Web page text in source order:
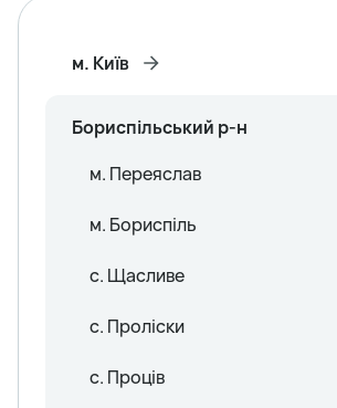
м. Київ
Бориспільський р-н
м. Переяслав
м. Бориспіль
с. Щасливе
с. Проліски
с. Проців